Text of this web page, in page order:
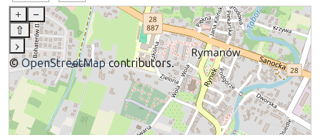
+
–
⇧
›
©OpenStreetMapcontributors.